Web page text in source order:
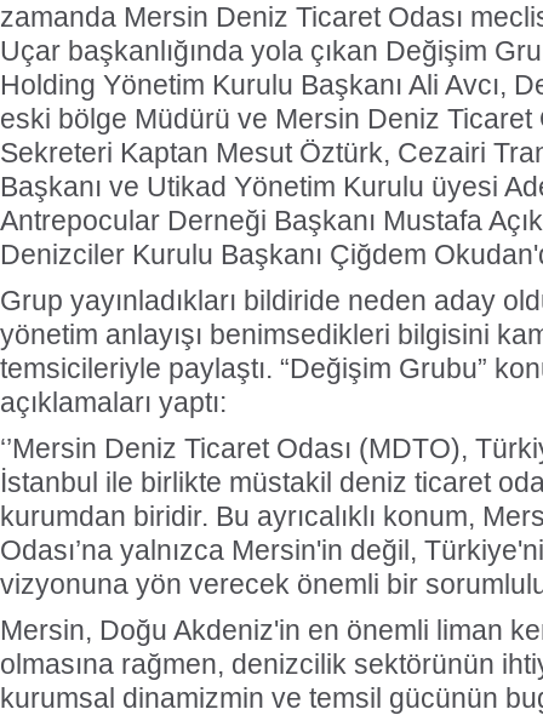
zamanda Mersin Deniz Ticaret Odası
Uçar başkanlığında yola çıkan Değişim
Holding Yönetim Kurulu Başkanı Ali Avcı,
eski bölge Müdürü ve Mersin Deniz Ticaret
Sekreteri Kaptan Mesut Öztürk, Cezairi
Başkanı ve Utikad Yönetim Kurulu üyesi
Antrepocular Derneği Başkanı Mustafa
Denizciler Kurulu Başkanı Çiğdem
Grup yayınladıkları bildiride neden aday
yönetim anlayışı benimsedikleri bilgisini
temsicileriyle paylaştı. “Değişim Grubu”
açıklamaları yaptı:
‘’Mersin Deniz Ticaret Odası (MDTO),
İstanbul ile birlikte müstakil deniz ticaret
kurumdan biridir. Bu ayrıcalıklı konum,
Odası’na yalnızca Mersin'in değil,
vizyonuna yön verecek önemli bir
Mersin, Doğu Akdeniz'in en önemli liman
olmasına rağmen, denizcilik sektörünün
kurumsal dinamizmin ve temsil gücünün